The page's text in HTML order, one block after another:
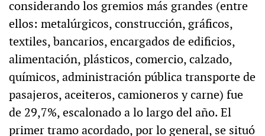
considerando los gremios más grandes (entre
ellos: metalúrgicos, construcción, gráficos,
textiles, bancarios, encargados de edificios,
alimentación, plásticos, comercio, calzado,
químicos, administración pública transporte de
pasajeros, aceiteros, camioneros y carne) fue
de 29,7%, escalonado a lo largo del año. El
primer tramo acordado, por lo general, se situó